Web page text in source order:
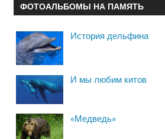
ФОТОАЛЬБОМЫ НА ПАМЯТЬ
История дельфина
И мы любим китов
«Медведь»